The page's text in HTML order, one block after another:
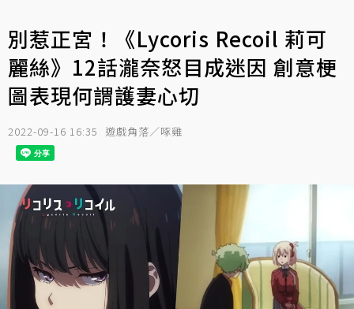
別惹正宮！《Lycoris Recoil 莉可
麗絲》12話瀧奈怒目成迷因 創意梗
圖表現何謂護妻心切
2022-09-16 16:35 遊戲角落／啄雞